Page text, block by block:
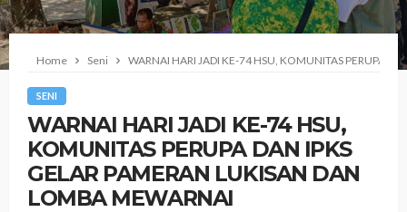
Home Seni ‎WARNAI HARI JADI KE-74 HSU, KOMUNITAS PERUPA
SENI
‎WARNAI HARI JADI KE-74 HSU,
KOMUNITAS PERUPA DAN IPKS
GELAR PAMERAN LUKISAN DAN
LOMBA MEWARNAI